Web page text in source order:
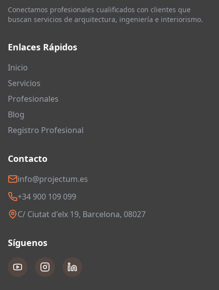
Conectamos profesionales cualificados con clientes que
buscan servicios de arquitectura, ingeniería e interiorismo.
Enlaces Rápidos
Inicio
Servicios
Profesionales
Blog
Registro Profesional
Contacto
info@projectum.es
+34 900 109 099
C/ Ciutat d'elx 19, Barcelona, 08027
Síguenos